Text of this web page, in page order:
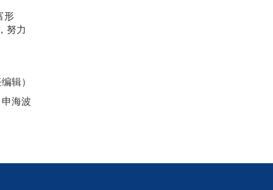
形
努力
辑）
海波